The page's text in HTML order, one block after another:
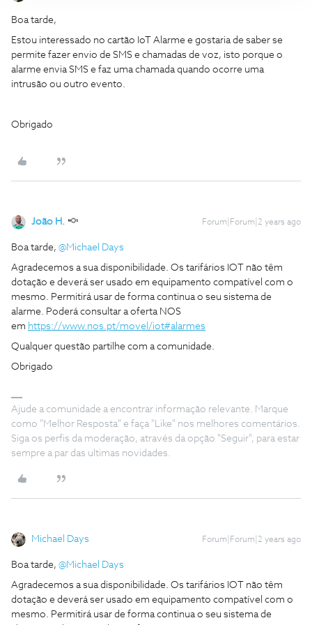
Boa tarde,
Estou interessado no cartão IoT Alarme e gostaria de saber se
permite fazer envio de SMS e chamadas de voz, isto porque o
alarme envia SMS e faz uma chamada quando ocorre uma
intrusão ou outro evento.
Obrigado
João H. Forum|Forum|2 years ago
Boa tarde, @Michael Days
Agradecemos a sua disponibilidade. Os tarifários IOT não têm
dotação e deverá ser usado em equipamento compatível com o
mesmo. Permitirá usar de forma continua o seu sistema de
alarme. Poderá consultar a oferta NOS
em https://www.nos.pt/movel/iot#alarmes
Qualquer questão partilhe com a comunidade.
Obrigado
Ajude a comunidade a encontrar informação relevante. Marque
como "Melhor Resposta" e faça "Like" nos melhores comentários.
Siga os perfis da moderação, através da opção "Seguir", para estar
sempre a par das ultimas novidades.
Michael Days Forum|Forum|2 years ago
Boa tarde, @Michael Days
Agradecemos a sua disponibilidade. Os tarifários IOT não têm
dotação e deverá ser usado em equipamento compatível com o
mesmo. Permitirá usar de forma continua o seu sistema de